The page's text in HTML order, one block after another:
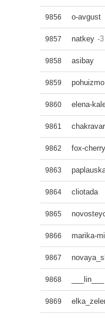
9856 o-avgust
9857 natkey -3
9858 asibay
9859 pohuizmo
9860 elena-
9861
9862 fox-
9863
9864 cliotada
9865
9866 marika-mi
9867
9868 ___lin___
9869